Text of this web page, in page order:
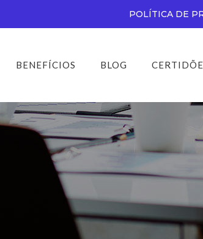
POLÍTICA DE
BENEFÍCIOS BLOG